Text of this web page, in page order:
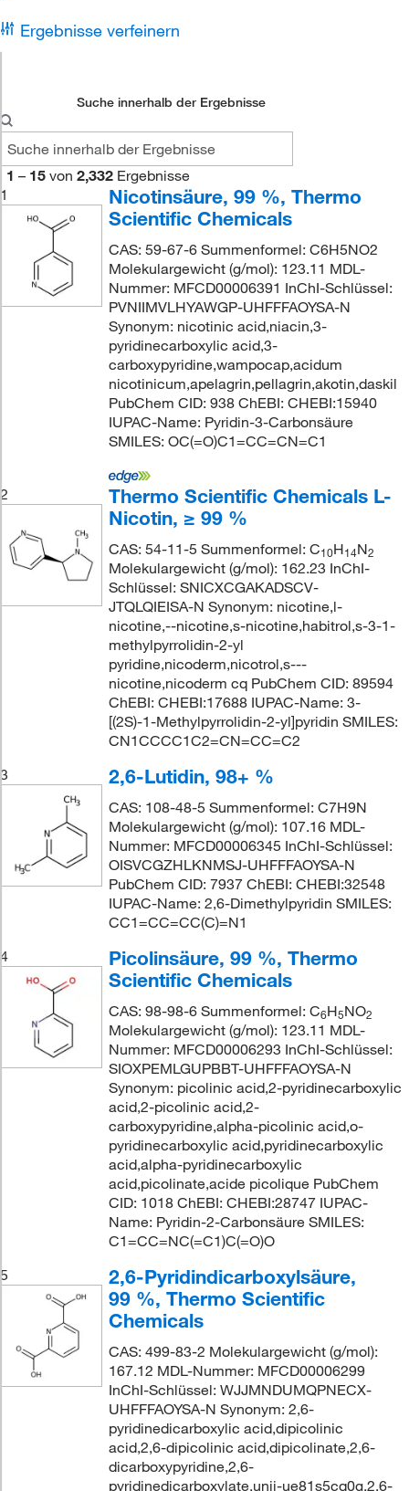
Ergebnisse verfeinern
Suche innerhalb der Ergebnisse
1 – 15 von 2,332 Ergebnisse
1
Nicotinsäure, 99 %, Thermo
Scientific Chemicals
CAS: 59-67-6 Summenformel: C6H5NO2
Molekulargewicht (g/mol): 123.11 MDL-
Nummer: MFCD00006391 InChI-Schlüssel:
PVNIIMVLHYAWGP-UHFFFAOYSA-N
Synonym: nicotinic acid,niacin,3-
pyridinecarboxylic acid,3-
carboxypyridine,wampocap,acidum
nicotinicum,apelagrin,pellagrin,akotin,daskil
PubChem CID: 938 ChEBI: CHEBI:15940
IUPAC-Name: Pyridin-3-Carbonsäure
SMILES: OC(=O)C1=CC=CN=C1
2
Thermo Scientific Chemicals L-
Nicotin, ≥ 99 %
CAS: 54-11-5 Summenformel: C10H14N2
Molekulargewicht (g/mol): 162.23 InChI-
Schlüssel: SNICXCGAKADSCV-
JTQLQIEISA-N Synonym: nicotine,l-
nicotine,--nicotine,s-nicotine,habitrol,s-3-1-
methylpyrrolidin-2-yl
pyridine,nicoderm,nicotrol,s---
nicotine,nicoderm cq PubChem CID: 89594
ChEBI: CHEBI:17688 IUPAC-Name: 3-
[(2S)-1-Methylpyrrolidin-2-yl]pyridin SMILES:
CN1CCCC1C2=CN=CC=C2
3
2,6-Lutidin, 98+ %
CAS: 108-48-5 Summenformel: C7H9N
Molekulargewicht (g/mol): 107.16 MDL-
Nummer: MFCD00006345 InChI-Schlüssel:
OISVCGZHLKNMSJ-UHFFFAOYSA-N
PubChem CID: 7937 ChEBI: CHEBI:32548
IUPAC-Name: 2,6-Dimethylpyridin SMILES:
CC1=CC=CC(C)=N1
4
Picolinsäure, 99 %, Thermo
Scientific Chemicals
CAS: 98-98-6 Summenformel: C6H5NO2
Molekulargewicht (g/mol): 123.11 MDL-
Nummer: MFCD00006293 InChI-Schlüssel:
SIOXPEMLGUPBBT-UHFFFAOYSA-N
Synonym: picolinic acid,2-pyridinecarboxylic
acid,2-picolinic acid,2-
carboxypyridine,alpha-picolinic acid,o-
pyridinecarboxylic acid,pyridinecarboxylic
acid,alpha-pyridinecarboxylic
acid,picolinate,acide picolique PubChem
CID: 1018 ChEBI: CHEBI:28747 IUPAC-
Name: Pyridin-2-Carbonsäure SMILES:
C1=CC=NC(=C1)C(=O)O
5
2,6-Pyridindicarboxylsäure,
99 %, Thermo Scientific
Chemicals
CAS: 499-83-2 Molekulargewicht (g/mol):
167.12 MDL-Nummer: MFCD00006299
InChI-Schlüssel: WJJMNDUMQPNECX-
UHFFFAOYSA-N Synonym: 2,6-
pyridinedicarboxylic acid,dipicolinic
acid,2,6-dipicolinic acid,dipicolinate,2,6-
dicarboxypyridine,2,6-
pyridinedicarboxylate,unii-ue81s5cq0g,2,6-